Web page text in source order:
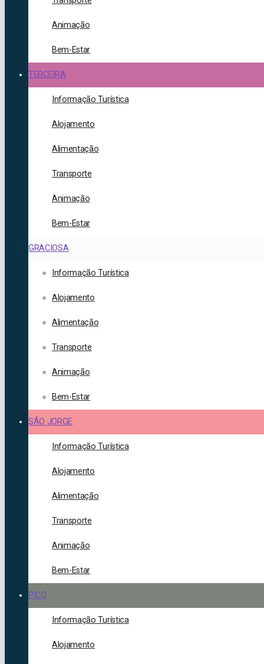
Animação
Bem-Estar
TERCEIRA
Informação Turística
Alojamento
Alimentação
Transporte
Animação
Bem-Estar
GRACIOSA
Informação Turística
Alojamento
Alimentação
Transporte
Animação
Bem-Estar
SÃO JORGE
Informação Turística
Alojamento
Alimentação
Transporte
Animação
Bem-Estar
PICO
Informação Turística
Alojamento